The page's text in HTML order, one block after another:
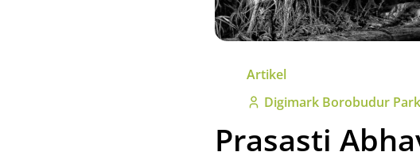
Artikel
Digimark Borobudur Park
Prasasti